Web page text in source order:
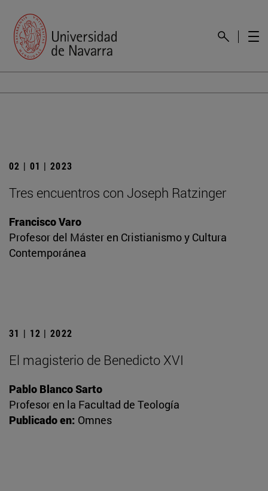
02 | 01 | 2023
Tres encuentros con Joseph Ratzinger
Francisco Varo
Profesor del Máster en Cristianismo y Cultura
Contemporánea
31 | 12 | 2022
El magisterio de Benedicto XVI
Pablo Blanco Sarto
Profesor en la Facultad de Teología
Publicado en: Omnes